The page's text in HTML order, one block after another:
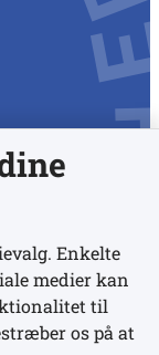
Enkelte
medier kan
til
os på at